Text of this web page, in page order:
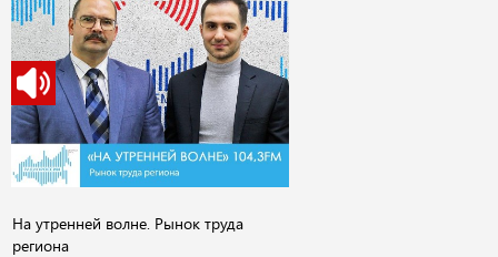
На утренней волне. Рынок труда
региона